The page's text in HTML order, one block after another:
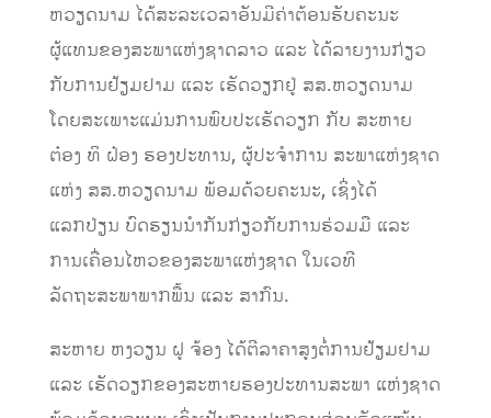
ຫວຽດນາມ ໄດ້ສະລະເວລາອັນມີຄ່າຕ້ອນຮັບຄະນະ
ຜູ້ແທນຂອງສະພາແຫ່ງຊາດລາວ ແລະ ໄດ້ລາຍງານກ່ຽວ
ກັບການຢ້ຽມຢາມ ແລະ ເຮັດວຽກຢູ່ ສສ.ຫວຽດນາມ
ໂດຍສະເພາະແມ່ນການພົບປະເຮັດວຽກ ກັບ ສະຫາຍ
ຕ໋ອງ ທິ ຝ໋ອງ ຮອງປະທານ, ຜູ້ປະຈໍາການ ສະພາແຫ່ງຊາດ
ແຫ່ງ ສສ.ຫວຽດນາມ ພ້ອມດ້ວຍຄະນະ, ເຊິ່ງໄດ້
ແລກປ່ຽນ ບົດຮຽນນໍາກັນກ່ຽວກັບການຮ່ວມມື ແລະ
ການເຄື່ອນໄຫວຂອງສະພາແຫ່ງຊາດ ໃນເວທີ
ລັດຖະສະພາພາກພື້ນ ແລະ ສາກົນ.
ສະຫາຍ ຫງວຽນ ຝູ ຈ້ອງ ໄດ້ຕີລາຄາສູງຕໍ່ການຢ້ຽມຢາມ
ແລະ ເຮັດວຽກຂອງສະຫາຍຮອງປະທານສະພາ ແຫ່ງຊາດ